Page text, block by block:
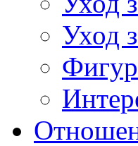
Уход